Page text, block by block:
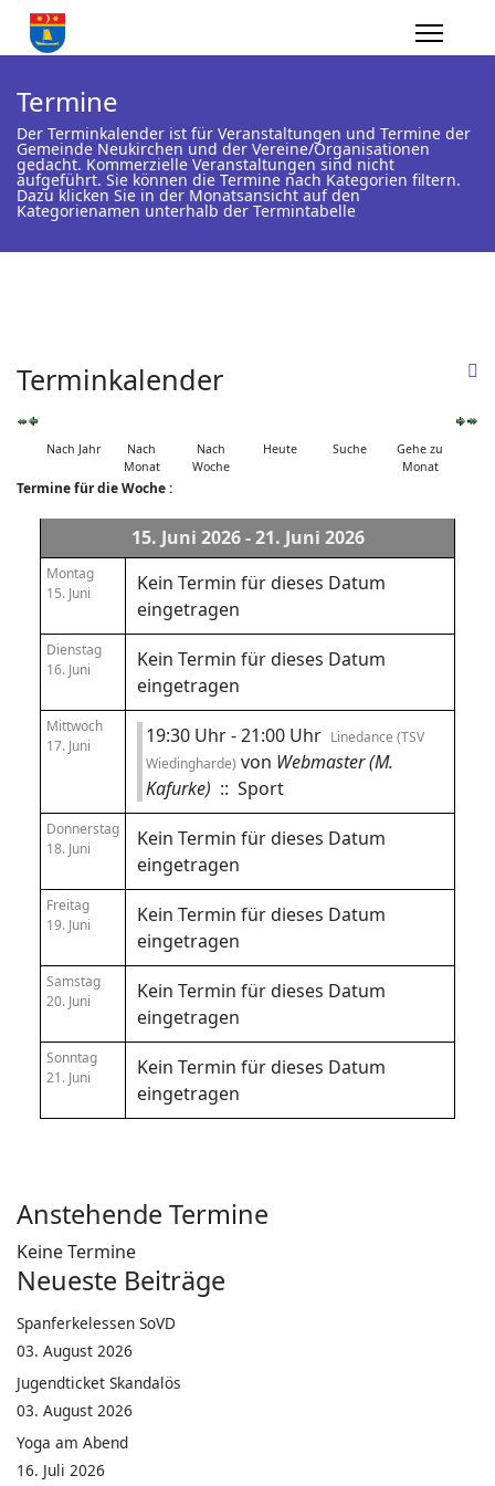
Termine
Der Terminkalender ist für Veranstaltungen und Termine der
Gemeinde Neukirchen und der Vereine/Organisationen
gedacht. Kommerzielle Veranstaltungen sind nicht
aufgeführt. Sie können die Termine nach Kategorien filtern.
Dazu klicken Sie in der Monatsansicht auf den
Kategorienamen unterhalb der Termintabelle
Terminkalender
Nach Jahr
Nach
Monat
Nach
Woche
Heute Suche
Gehe zu
Monat
Termine für die Woche :
15. Juni 2026 - 21. Juni 2026
Montag
15. Juni
Kein Termin für dieses Datum
eingetragen
Dienstag
16. Juni
Kein Termin für dieses Datum
eingetragen
Mittwoch
17. Juni
19:30 Uhr - 21:00 Uhr Linedance (TSV
Wiedingharde) von Webmaster (M.
Kafurke) :: Sport
Donnerstag
18. Juni
Kein Termin für dieses Datum
eingetragen
Freitag
19. Juni
Kein Termin für dieses Datum
eingetragen
Samstag
20. Juni
Kein Termin für dieses Datum
eingetragen
Sonntag
21. Juni
Kein Termin für dieses Datum
eingetragen
Anstehende Termine
Keine Termine
Neueste Beiträge
Spanferkelessen SoVD
03. August 2026
Jugendticket Skandalös
03. August 2026
Yoga am Abend
16. Juli 2026